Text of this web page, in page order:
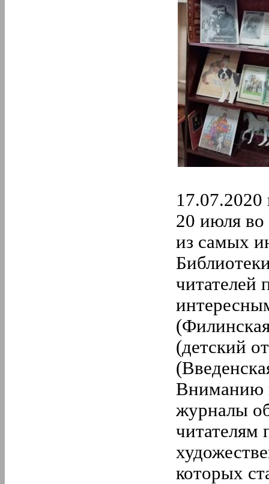
17.07.2020
20 июля во
из самых
читателей
(детский
Вниманию
журналы
читателям
которых